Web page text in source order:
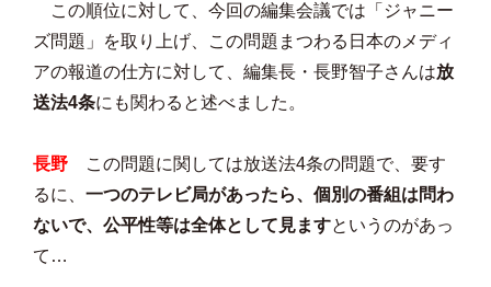
この順位に対して、今回の編集会議では「ジャニー
ズ問題」を取り上げ、この問題まつわる日本のメディ
アの報道の仕方に対して、編集長・長野智子さんは放
送法4条にも関わると述べました。
長野
この問題に関しては放送法4条の問題で、要す
るに、 一つのテレビ局があったら、個別の番組は問わ
ないで、公平性等は全体として見ますというのがあっ
て…